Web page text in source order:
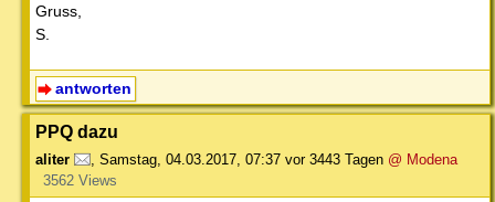
Gruss,
S.
antworten
PPQ dazu
aliter , Samstag, 04.03.2017, 07:37 vor 3443 Tagen @ Modena
3562 Views